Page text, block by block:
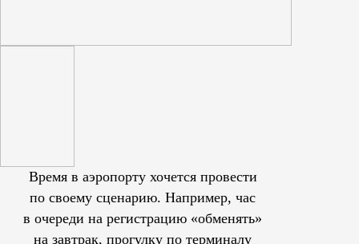
Время в аэропорту хочется провести
по своему сценарию. Например, час
в очереди на регистрацию «обменять»
на завтрак, прогулку по терминалу